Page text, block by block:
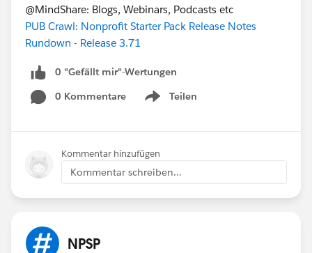
@MindShare: Blogs, Webinars, Podcasts etc
PUB Crawl: Nonprofit Starter Pack Release Notes
Rundown - Release 3.71
0 "Gefällt mir"-Wertungen
0 Kommentare
Teilen
Show menu
Kommentar hinzufügen
Kommentar schreiben...
NPSP